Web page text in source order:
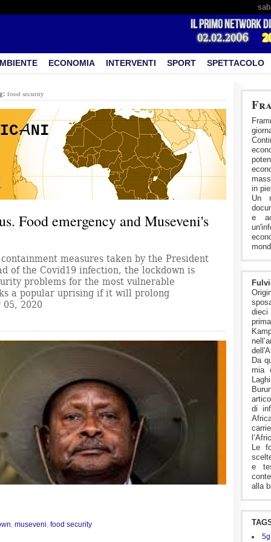
ECONOMIA INTERVENTI SPORT SPETTACOLO
in
Un
e
Da
mia
di
Le
e
alla
5g
food security
Food emergency and Museveni's
measures taken by the President
of the Covid19 infection, the lockdown is
problems for the most vulnerable
a popular uprising if it will prolong
05, 2020
museveni food security